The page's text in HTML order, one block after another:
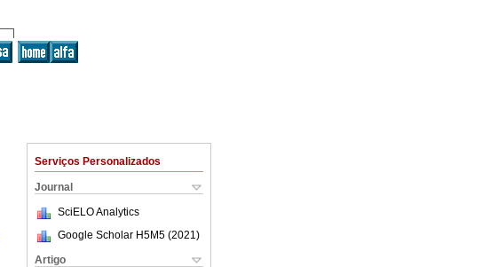
Serviços Personalizados
Journal
SciELO Analytics
Google Scholar H5M5 (2021 )
Artigo